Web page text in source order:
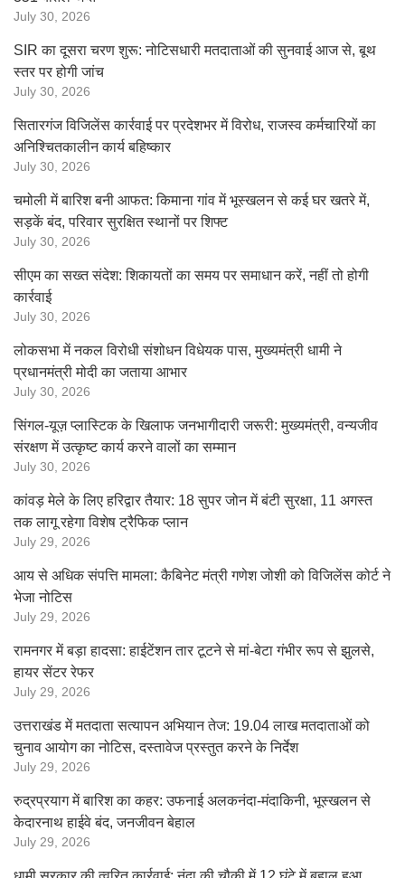
July 30, 2026
SIR का दूसरा चरण शुरू: नोटिसधारी मतदाताओं की सुनवाई आज से, बूथ
स्तर पर होगी जांच
July 30, 2026
सितारगंज विजिलेंस कार्रवाई पर प्रदेशभर में विरोध, राजस्व कर्मचारियों का
अनिश्चितकालीन कार्य बहिष्कार
July 30, 2026
चमोली में बारिश बनी आफत: किमाना गांव में भूस्खलन से कई घर खतरे में,
सड़कें बंद, परिवार सुरक्षित स्थानों पर शिफ्ट
July 30, 2026
सीएम का सख्त संदेश: शिकायतों का समय पर समाधान करें, नहीं तो होगी
कार्रवाई
July 30, 2026
लोकसभा में नकल विरोधी संशोधन विधेयक पास, मुख्यमंत्री धामी ने
प्रधानमंत्री मोदी का जताया आभार
July 30, 2026
सिंगल-यूज़ प्लास्टिक के खिलाफ जनभागीदारी जरूरी: मुख्यमंत्री, वन्यजीव
संरक्षण में उत्कृष्ट कार्य करने वालों का सम्मान
July 30, 2026
कांवड़ मेले के लिए हरिद्वार तैयार: 18 सुपर जोन में बंटी सुरक्षा, 11 अगस्त
तक लागू रहेगा विशेष ट्रैफिक प्लान
July 29, 2026
आय से अधिक संपत्ति मामला: कैबिनेट मंत्री गणेश जोशी को विजिलेंस कोर्ट ने
भेजा नोटिस
July 29, 2026
रामनगर में बड़ा हादसा: हाईटेंशन तार टूटने से मां-बेटा गंभीर रूप से झुलसे,
हायर सेंटर रेफर
July 29, 2026
उत्तराखंड में मतदाता सत्यापन अभियान तेज: 19.04 लाख मतदाताओं को
चुनाव आयोग का नोटिस, दस्तावेज प्रस्तुत करने के निर्देश
July 29, 2026
रुद्रप्रयाग में बारिश का कहर: उफनाई अलकनंदा-मंदाकिनी, भूस्खलन से
केदारनाथ हाईवे बंद, जनजीवन बेहाल
July 29, 2026